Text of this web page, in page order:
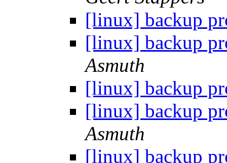
[linux] backup
[linux] backup
Asmuth
[linux] backup
[linux] backup
Asmuth
[linux] backup